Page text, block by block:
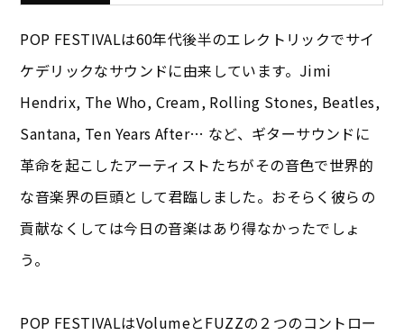
POP FESTIVALは60年代後半のエレクトリックでサイ
ケデリックなサウンドに由来しています。Jimi
Hendrix, The Who, Cream, Rolling Stones, Beatles,
Santana, Ten Years After… など、ギターサウンドに
革命を起こしたアーティストたちがその音色で世界的
な音楽界の巨頭として君臨しました。おそらく彼らの
貢献なくしては今日の音楽はあり得なかったでしょ
う。
POP FESTIVALはVolumeとFUZZの２つのコントロー